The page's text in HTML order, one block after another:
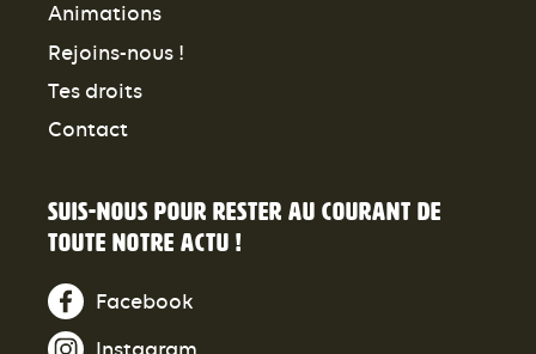
Animations
Rejoins-nous !
Tes droits
Contact
Suis-nous pour rester au courant de
toute notre actu !
Facebook
Instagram